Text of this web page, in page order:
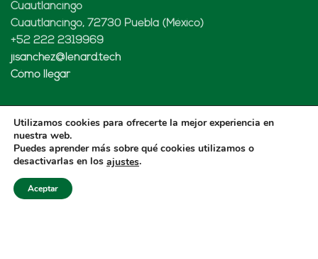
Cuautlancingo
Cuautlancingo, 72730 Puebla (México)
+52 222 2319969
jisanchez@lenard.tech
Cómo llegar
LENARD USA CORP
2655-Lejeune Rd., Suite 810
Coral Gables, FL. 33134 (USA
Utilizamos cookies para ofrecerte la mejor experiencia en
nuestra web.
Puedes aprender más sobre qué cookies utilizamos o
desactivarlas en los ajustes.
Aceptar